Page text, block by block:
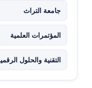
جامعة التراث
المؤتمرات العلمية
التقنية والحلول